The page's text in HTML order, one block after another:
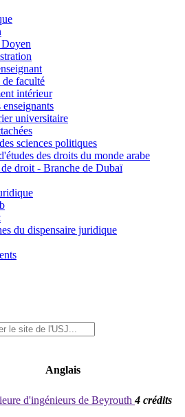
faculté
intérieur
enseignants
universitaire
sciences politiques
des droits du monde arabe
droit - Branche de Dubaï
du dispensaire juridique
Anglais
d'ingénieurs de Beyrouth4 crédits